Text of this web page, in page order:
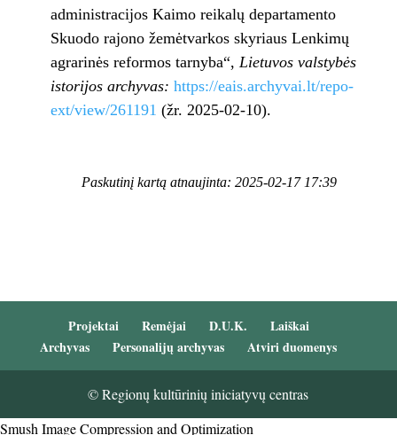
administracijos Kaimo reikalų departamento
Skuodo rajono žemėtvarkos skyriaus Lenkimų
agrarinės reformos tarnyba“, Lietuvos valstybės
istorijos archyvas: https://eais.archyvai.lt/repo-
ext/view/261191 (žr. 2025-02-10).
Paskutinį kartą atnaujinta: 2025-02-17 17:39
Projektai Remėjai D.U.K.
Laiškai
Archyvas
Personalijų archyvas Atviri duomenys
© Regionų kultūrinių iniciatyvų centras
Smush Image Compression and Optimization